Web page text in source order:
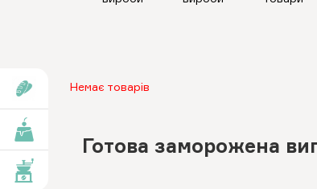
Немає товарів
Готова заморожена